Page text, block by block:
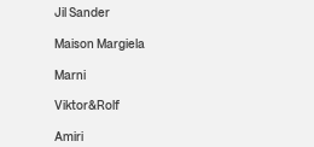
Jil Sander
Maison Margiela
Marni
Viktor&Rolf
Amiri